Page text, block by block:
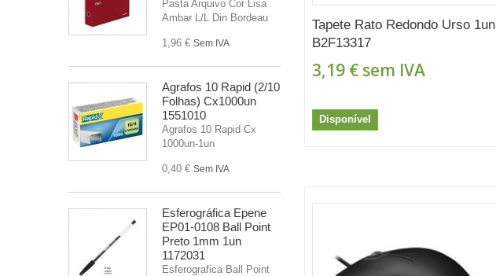
Pasta Arquivo Cor Lisa
Ambar L/L Din Bordeau
1,96 € Sem IVA
Agrafos 10 Rapid (2/10
Folhas) Cx1000un
1551010
Agrafos 10 Rapid Cx
1000un-1un
0,40 € Sem IVA
Esferográfica Epene
EP01-0108 Ball Point
Preto 1mm 1un
1172031
Esferografica Ball Point
Tapete Rato Redondo Urso 1un
B2F13317
3,19 € sem IVA
Disponível